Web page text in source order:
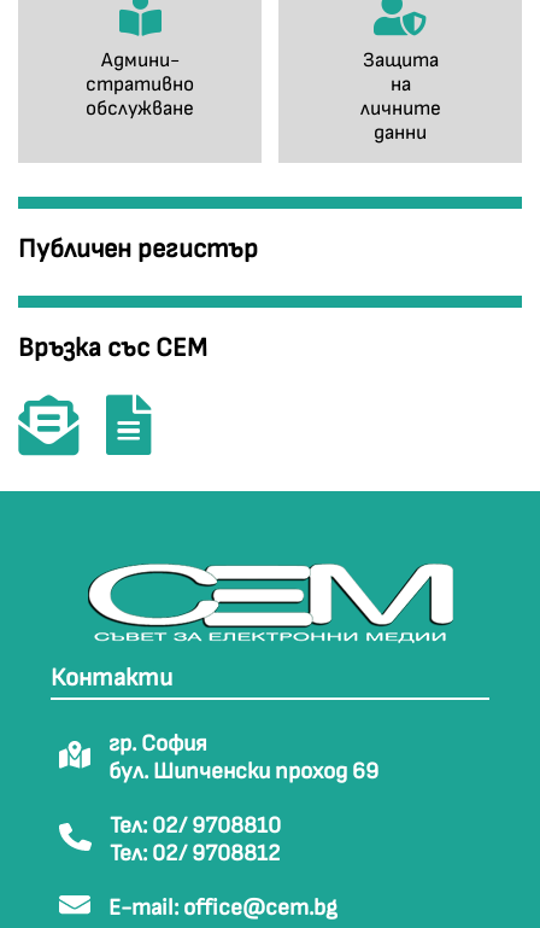
Админи-
стративно
обслужване
Защита
на
личните
данни
Публичен регистър
Връзка със СЕМ
Контакти
гр. София
бул. Шипченски проход 69
Тел: 02/ 9708810
Тел: 02/ 9708812
E-mail: office@cem.bg